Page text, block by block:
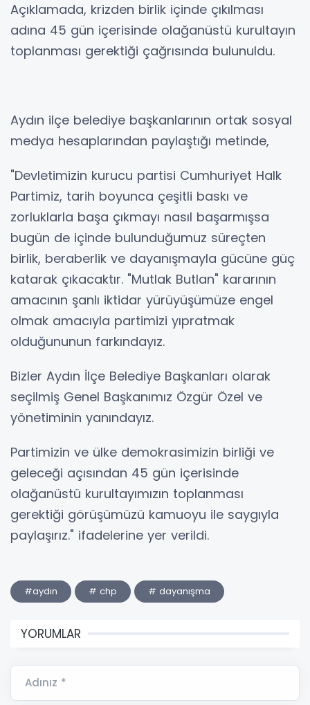
Açıklamada, krizden birlik içinde çıkılması
adına 45 gün içerisinde olağanüstü kurultayın
toplanması gerektiği çağrısında bulunuldu.
Aydın ilçe belediye başkanlarının ortak sosyal
medya hesaplarından paylaştığı metinde,
"Devletimizin kurucu partisi Cumhuriyet Halk
Partimiz, tarih boyunca çeşitli baskı ve
zorluklarla başa çıkmayı nasıl başarmışsa
bugün de içinde bulunduğumuz süreçten
birlik, beraberlik ve dayanışmayla gücüne güç
katarak çıkacaktır. "Mutlak Butlan" kararının
amacının şanlı iktidar yürüyüşümüze engel
olmak amacıyla partimizi yıpratmak
olduğununun farkındayız.
Bizler Aydın İlçe Belediye Başkanları olarak
seçilmiş Genel Başkanımız Özgür Özel ve
yönetiminin yanındayız.
Partimizin ve ülke demokrasimizin birliği ve
geleceği açısından 45 gün içerisinde
olağanüstü kurultayımızın toplanması
gerektiği görüşümüzü kamuoyu ile saygıyla
paylaşırız." ifadelerine yer verildi.
#aydın # chp # dayanışma
YORUMLAR
Adınız *